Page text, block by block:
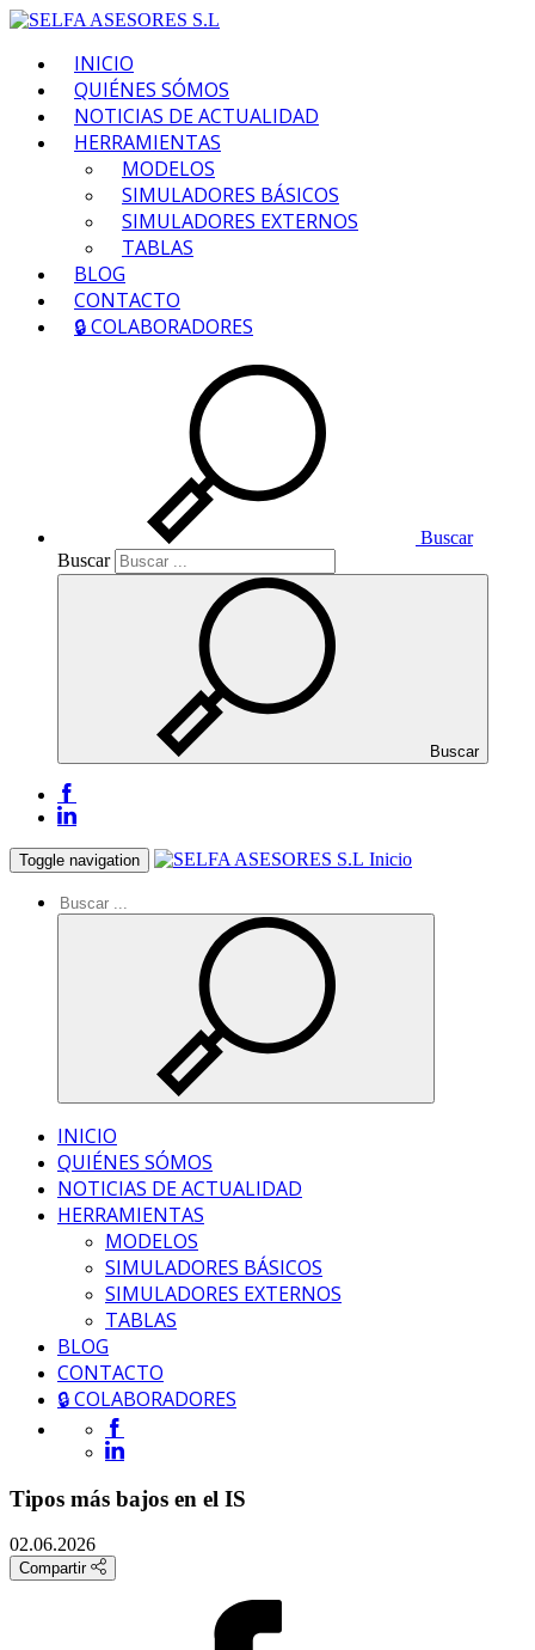
INICIO
QUIÉNES SÓMOS
NOTICIAS DE ACTUALIDAD
HERRAMIENTAS
MODELOS
SIMULADORES BÁSICOS
SIMULADORES EXTERNOS
TABLAS
BLOG
CONTACTO
🔒 COLABORADORES
Buscar
Buscar
Buscar
Toggle navigation Inicio
INICIO
QUIÉNES SÓMOS
NOTICIAS DE ACTUALIDAD
HERRAMIENTAS
MODELOS
SIMULADORES BÁSICOS
SIMULADORES EXTERNOS
TABLAS
BLOG
CONTACTO
🔒 COLABORADORES
Tipos más bajos en el IS
02.06.2026
Compartir